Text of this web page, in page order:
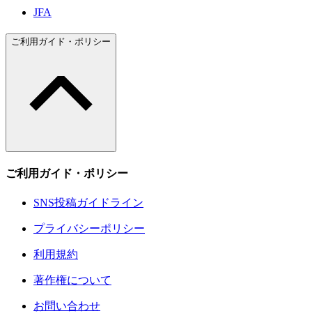
JFA
ご利用ガイド・ポリシー
ご利用ガイド・ポリシー
SNS投稿ガイドライン
プライバシーポリシー
利用規約
著作権について
お問い合わせ